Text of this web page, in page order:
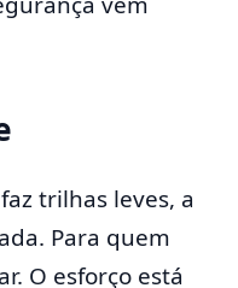
trilhas leves, a
Para quem
O esforço está